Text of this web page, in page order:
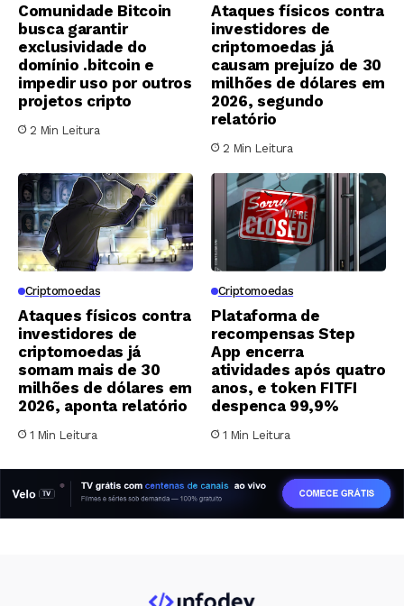
Comunidade Bitcoin
busca garantir
exclusividade do
domínio .bitcoin e
impedir uso por outros
projetos cripto
2 Min Leitura
Ataques físicos contra
investidores de
criptomoedas já
causam prejuízo de 30
milhões de dólares em
2026, segundo
relatório
2 Min Leitura
Criptomoedas
Ataques físicos contra
investidores de
criptomoedas já
somam mais de 30
milhões de dólares em
2026, aponta relatório
1 Min Leitura
Criptomoedas
Plataforma de
recompensas Step
App encerra
atividades após quatro
anos, e token FITFI
despenca 99,9%
1 Min Leitura